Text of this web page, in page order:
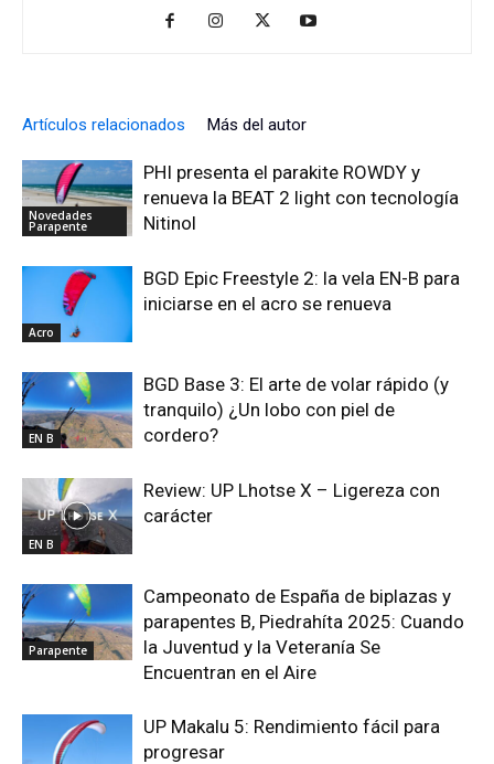
Artículos relacionados Más del autor
Novedades
Parapente
PHI presenta el parakite ROWDY y
renueva la BEAT 2 light con tecnología
Nitinol
Acro
BGD Epic Freestyle 2: la vela EN-B para
iniciarse en el acro se renueva
EN B
BGD Base 3: El arte de volar rápido (y
tranquilo) ¿Un lobo con piel de
cordero?
EN B
Review: UP Lhotse X – Ligereza con
carácter
Parapente
Campeonato de España de biplazas y
parapentes B, Piedrahíta 2025: Cuando
la Juventud y la Veteranía Se
Encuentran en el Aire
UP Makalu 5: Rendimiento fácil para
progresar